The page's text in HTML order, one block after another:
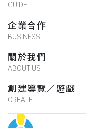
GUIDE
企業合作
BUSINESS
關於我們
ABOUT US
創建導覽／遊戲
CREATE